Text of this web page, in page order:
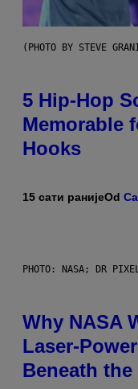
(PHOTO BY STEVE
5 Hip-Hop
Memorable
Hooks
15 сати ранијеOd
PHOTO: NASA; DR
Why NASA
Laser-
Beneath the